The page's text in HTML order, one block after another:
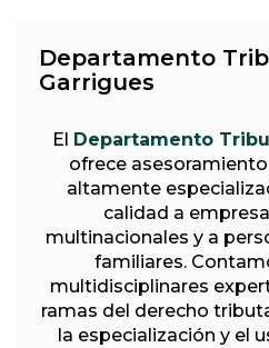
Departamento
Garrigues
El
Departamento
ofrece
altamente
calidad a
multinacionales y a
familiares.
multidisciplinares
ramas del derecho
la especialización y el